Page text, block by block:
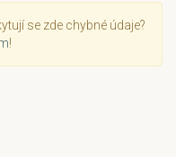
se zde chybné údaje?
!